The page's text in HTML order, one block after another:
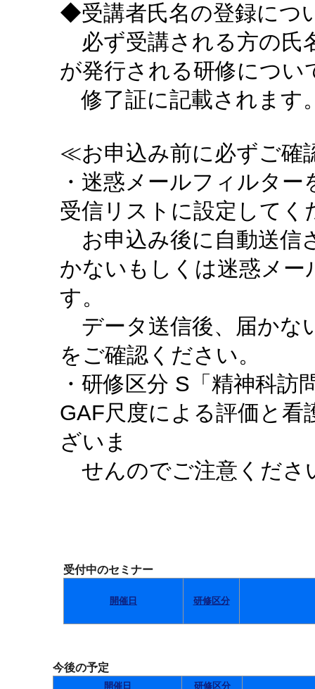
◆受講者氏名の登録につ
必ず受講される方の氏
が発行される研修につい
修了証に記載されます
≪お申込み前に必ずご確
・迷惑メールフィルタ
受信リストに設定してく
お申込み後に自動送信
かないもしくは迷惑メ
す。
データ送信後、届かな
をご確認ください。
・研修区分 S「精神科
GAF尺度による評価と看
ざいま
せんのでご注意くださ
受付中のセミナー
開催日 研修区分
今後の予定
開催日 研修区分